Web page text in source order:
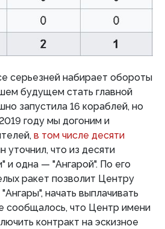
серьезней набирает обороты
будущем стать главной
запустила 16 кораблей, но
году мы догоним и
в том числе десяти
уточнил, что из десяти
и одна — "Ангарой". По его
ракет позволит Центру
начать выплачивать
сообщалось, что Центр имени
контракт на эскизное